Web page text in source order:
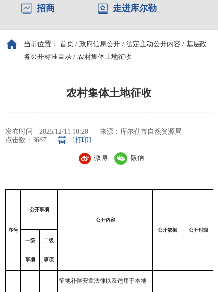
招商 走进库尔勒
当前位置： 首页 / 政府信息公开 / 法定主动公开内容 / 基层政
务公开标准目录 / 农村集体土地征收
农村集体土地征收
发布时间：2025/12/11 10:20
来源：库尔勒市自然资源局
点击数： 3667 [打印]
微博 微信
序号
公开事项
公开内容
公开依据
公开时限
一级
事项
二级
事项
征地补偿安置法律以及适用于本地